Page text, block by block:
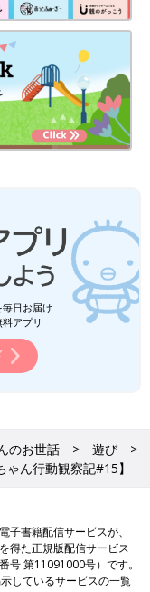
日お届け
アプリ
のお世話
遊び
ん行動観察記#15】
子書籍配信サービスが、
得た正規版配信サービス
号 第11091000号）です。
しているサービスの一覧